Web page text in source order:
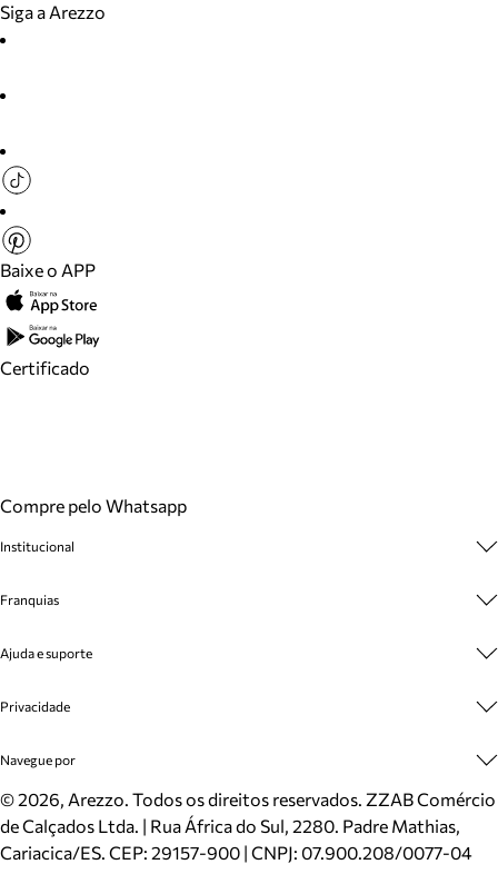
Siga a Arezzo
Baixe o APP
Certificado
Compre pelo Whatsapp
Institucional
Cashback
Venda Corporativa
Mapa do Site
Inverno
Mundo Arezzo
Franquias
Plano de Negócio
Ajuda e suporte
Cadastro
Meus Pedidos
Trocas e Devoluções
Cartão Presente
Localizador de lojas
Privacidade
Politica e Privacidade
Navegue por
Sapatos
Bolsas
Scarpins
©2026, Arezzo. Todos os direitos reservados. ZZAB Comércio
de Calçados Ltda. | Rua África do Sul, 2280. Padre Mathias,
Cariacica/ES. CEP: 29157-900 | CNPJ: 07.900.208/0077-04